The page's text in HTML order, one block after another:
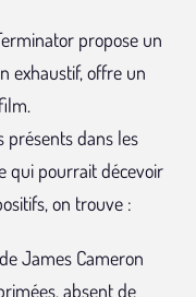
propose un
exhaustif, offre un
présents dans les
qui pourrait décevoir
on trouve :
James Cameron
absent de